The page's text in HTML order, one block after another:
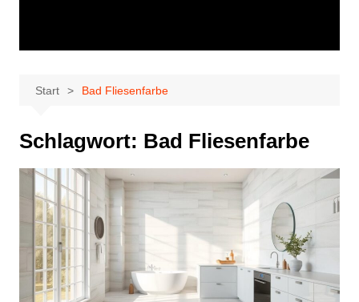
Start Bad Fliesenfarbe
Schlagwort: Bad Fliesenfarbe